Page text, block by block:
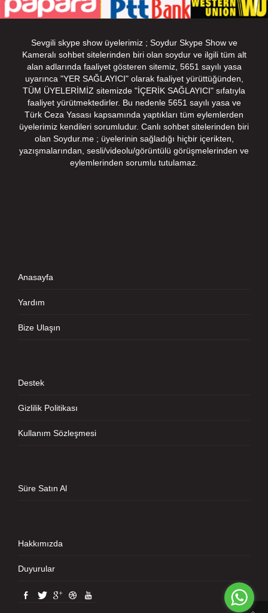
Sevgili skype show üyelerimiz ; Soydur Skype Show ve
Kameralı sohbet sitelerinden biri olan soydur ve ilgili tüm alt
alan adlarında faaliyet gösteren sitemiz, 5651 sayılı yasa
uyarınca "YER SAĞLAYICI" olarak faaliyet yürüttüğünden,
TÜM ÜYELERİMİZ sitemizde "İÇERİK SAĞLAYICI" sıfatıyla
faaliyet yürütmektedirler. Bu nedenle 5651 sayılı yasa ve
Türk Ceza Yasası kapsamında yaptıkları tüm eylemlerden
üyelerimiz kendileri sorumludur. Canlı sohbet sitelerinden biri
olan Soydur.me ; üyelerinin sağladığı hiçbir içerikten,
yazışmalarından, sesli/videolu/görüntülü görüşmelerinden ve
eylemlerinden sorumlu tutulamaz.
Anasayfa
Yardım
Bize Ulaşın
Destek
Gizlilik Politikası
Kullanım Sözleşmesi
Süre Satın Al
Hakkımızda
Duyurular